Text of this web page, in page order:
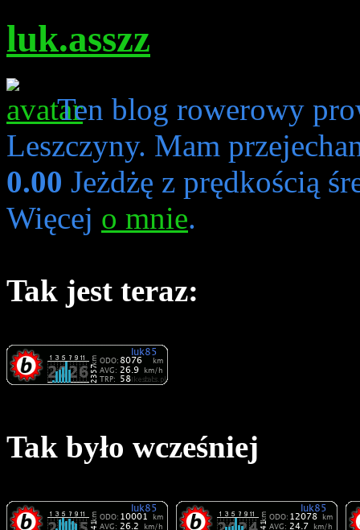
luk.asszz
Ten blog rowerowy
Leszczyny. Mam
0.00 Jeżdżę z prędkością
Więcej o mnie.
Tak jest teraz:
Tak było wcześniej